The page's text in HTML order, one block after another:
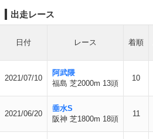
出走レース
日付 レース 着順
2021/07/10
阿武隈
福島 芝2000m 13頭
10
2021/06/20
垂水S
阪神 芝1800m 18頭
11